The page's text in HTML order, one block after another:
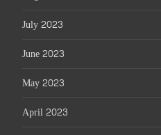
July 2023
June 2023
May 2023
April 2023